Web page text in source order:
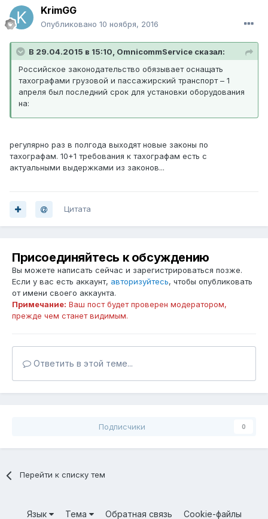
KrimGG
Опубликовано 10 ноября, 2016
В 29.04.2015 в 15:10, OmnicommService сказал:
Российское законодательство обязывает оснащать
тахографами грузовой и пассажирский транспорт – 1
апреля был последний срок для установки оборудования
на:
регулярно раз в полгода выходят новые законы по
тахографам. 10+1 требования к тахографам есть с
актуальными выдержками из законов...
Цитата
Присоединяйтесь к обсуждению
Вы можете написать сейчас и зарегистрироваться позже.
Если у вас есть аккаунт, авторизуйтесь, чтобы опубликовать
от имени своего аккаунта.
Примечание: Ваш пост будет проверен модератором,
прежде чем станет видимым.
Ответить в этой теме...
Подписчики 0
Перейти к списку тем
Язык Тема Обратная связь Cookie-файлы